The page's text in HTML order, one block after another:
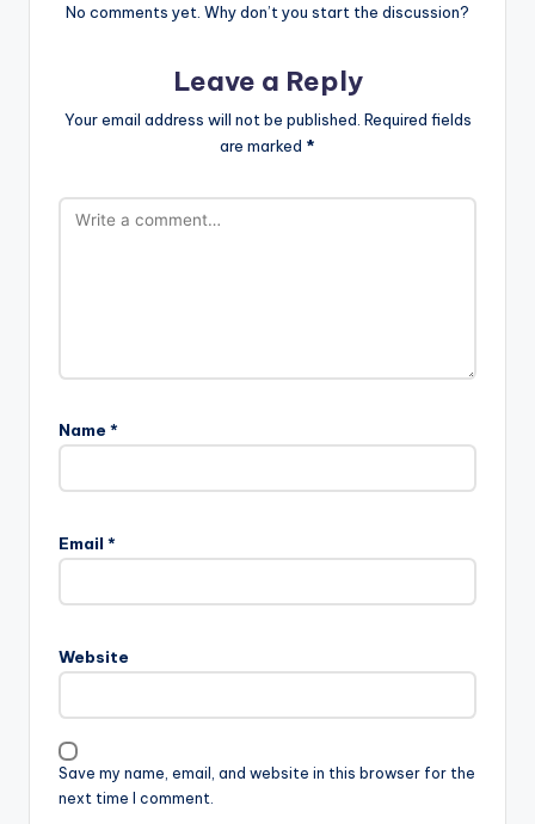
No comments yet. Why don’t you start the discussion?
Leave a Reply
Your email address will not be published. Required fields
are marked *
Name *
Email *
Website
Save my name, email, and website in this browser for the
next time I comment.